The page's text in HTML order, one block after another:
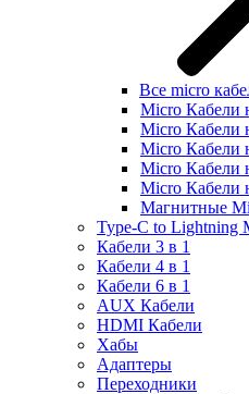
Все micro
Micro Кабели
Micro Кабели
Micro Кабели
Micro Кабели
Micro Кабели
Магнитные
Type-C to Lightning
Кабели 3 в 1
Кабели 4 в 1
Кабели 6 в 1
AUX Кабели
HDMI Кабели
Хабы
Адаптеры
Переходники